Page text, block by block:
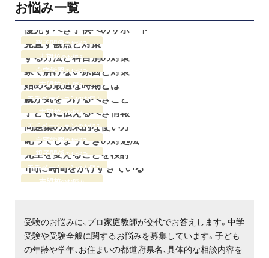
0120-11-3967
受付:9:30～21:30(定休:日曜・祝日)
お問い合わせ・資料請求
無料体験授業とは
お悩み一覧
親子関係のお悩み
中学受験で共働き家庭が
優先すべき子供へのサポート
志望校のお悩み
中学受験の志望校を変更する
見直す観点と対策
自宅学習のお悩み
中学受験の苦手科目を克服
する方法と科目別の対策
志望校のお悩み
塾の宿題がわからない？
家で解けない原因と対策
モチベーションのお悩み
中学受験はいつから準備する
始める最適な時期とは
志望校のお悩み
中学受験の志望校の決め方と
親が気をつけるべきこと
モチベーションのお悩み
中学受験をやる気にさせる！
子どもに伝えるべき情報
自宅学習のお悩み
中学受験の過去問のやり方
問題集の効果的な使い方
親子関係のお悩み
中学受験で親子喧嘩する？
叱ってしまうときの対処法
モチベーションのお悩み
塾の先生が合わない？
先生を変えることを検討
志望校のお悩み
中学受験の宿題が終わらない
1問に時間をかけすぎている
受験のお悩みに、プロ家庭教師が交代でお答えします。中学
受験や受験全般に関するお悩みを募集しています。子ども
の年齢や学年、お住まいの都道府県名、具体的な相談内容を